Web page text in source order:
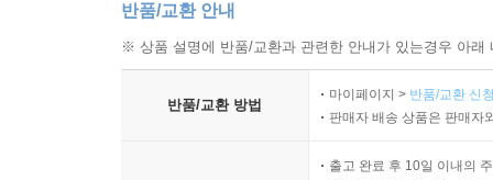
반품/교환 안내
※ 상품 설명에 반품/교환과 관련한 안내가 있는경우 아
반품/교환 방법
마이페이지 > 반품/교환 신
판매자 배송 상품은 판매자
출고 완료 후 10일 이내의